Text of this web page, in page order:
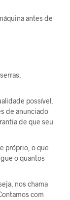
antes de
possível,
de anunciado
de que seu
próprio, o que
o quantos
nos chama
com